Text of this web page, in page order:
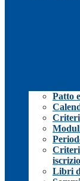
Patto
Criteri
Criteri
Libri